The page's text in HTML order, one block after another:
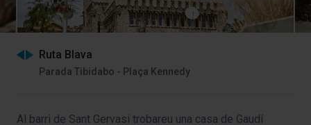
Ruta Blava
Parada Tibidabo - Plaça Kennedy
Al barri de Sant Gervasi trobareu una casa de Gaudí